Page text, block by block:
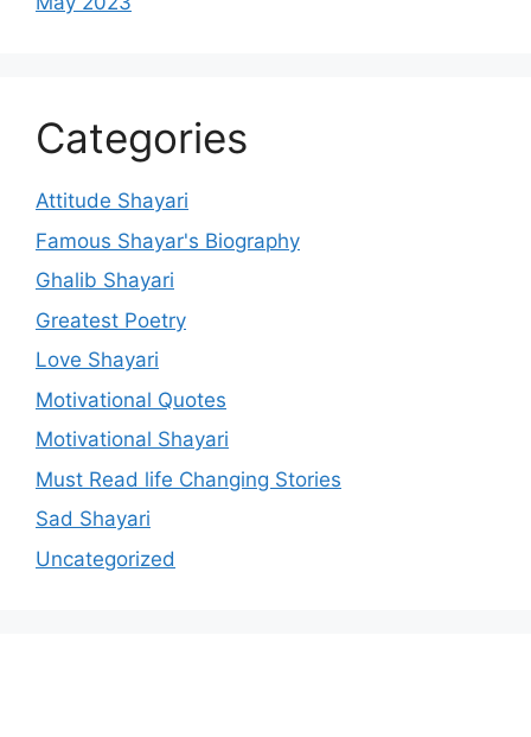
Categories
Attitude Shayari
Famous Shayar's Biography
Ghalib Shayari
Greatest Poetry
Love Shayari
Motivational Quotes
Motivational Shayari
Must Read life Changing Stories
Sad Shayari
Uncategorized